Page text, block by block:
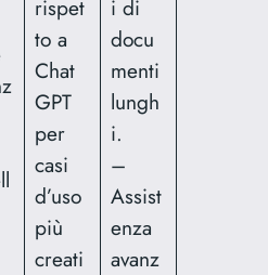
rispet
to a
Chat
GPT
per
casi
d’uso
più
creati
i di
docu
menti
lungh
i.
–
Assist
enza
avanz